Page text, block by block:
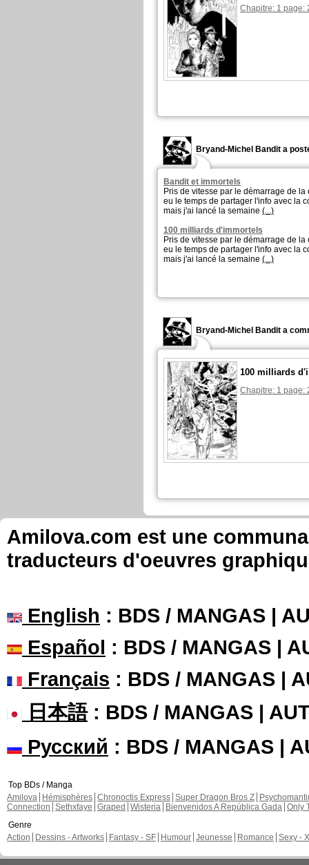
Chapitre: 1 page:
Bryand-Michel Bandit a
Bandit et immortels
Pris de vitesse par le démarrage de
eu le temps de partager l'info avec la
mais j'ai lancé la semaine (...)
100 milliards d'immortels
Pris de vitesse par le démarrage de
eu le temps de partager l'info avec la
mais j'ai lancé la semaine (...)
Bryand-Michel Bandit a
100 milliards
Chapitre: 1 page:
Amilova.com est une
traducteurs d'oeuvres
English : BDS / MANGAS |
Español : BDS / MANGAS |
Français : BDS / MANGAS |
日本語: BDS / MANGAS |
Русский : BDS / MANGAS |
Top BDs / Manga
Amilova
Hémisphères Chronoctis Express Super Dragon Bros Z
Connection Sethxfaye Graped Wisteria Bienvenidos A República Gada Only
Genre
Action
Dessins - Artworks Fantasy - SF Humour Jeunesse Romance Sexy -